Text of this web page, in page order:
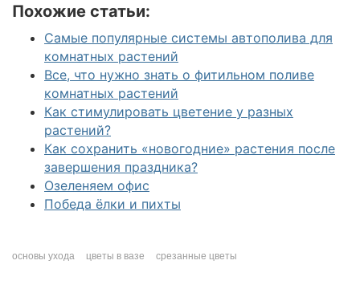
Похожие статьи:
Самые популярные системы автополива для
комнатных растений
Все, что нужно знать о фитильном поливе
комнатных растений
Как стимулировать цветение у разных
растений?
Как сохранить «новогодние» растения после
завершения праздника?
Озеленяем офис
Победа ёлки и пихты
основы ухода цветы в вазе срезанные цветы